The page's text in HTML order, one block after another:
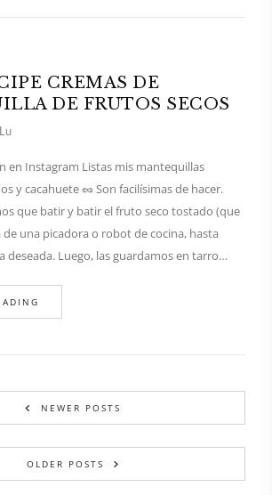
CREMAS DE
DE FRUTOS SECOS
Lu
en Instagram Listas mis mantequillas
y cacahuete 🥜 Son facilísimas de hacer.
que batir y batir el fruto seco tostado (que
una picadora o robot de cocina, hasta
deseada. Luego, las guardamos en tarro…
NEWER POSTS
OLDER POSTS